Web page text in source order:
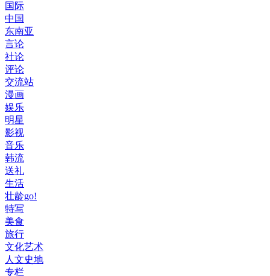
国际
中国
东南亚
言论
社论
评论
交流站
漫画
娱乐
明星
影视
音乐
韩流
送礼
生活
壮龄go!
特写
美食
旅行
文化艺术
人文史地
专栏